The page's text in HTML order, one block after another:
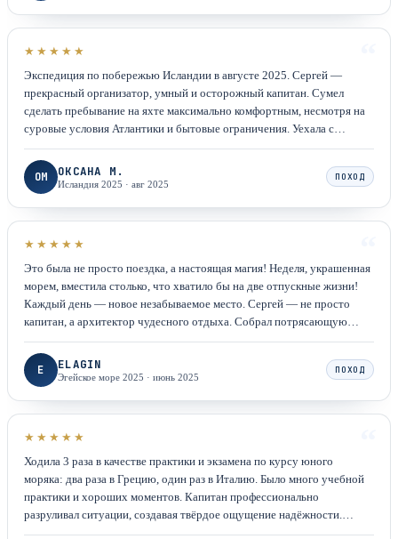
★★★★★
Экспедиция по побережью Исландии в августе 2025. Сергей —
прекрасный организатор, умный и осторожный капитан. Сумел
сделать пребывание на яхте максимально комфортным, несмотря на
суровые условия Атлантики и бытовые ограничения. Уехала с
самыми лучшими впечатлениями моей жизни.
ОМ ОКСАНА М.
Исландия 2025 · авг 2025
ПОХОД
★★★★★
Это была не просто поездка, а настоящая магия! Неделя, украшенная
морем, вместила столько, что хватило бы на две отпускные жизни!
Каждый день — новое незабываемое место. Сергей — не просто
капитан, а архитектор чудесного отдыха. Собрал потрясающую
компанию, где царила атмосфера взаимопонимания.
E ELAGIN
Эгейское море 2025 · июнь 2025
ПОХОД
★★★★★
Ходила 3 раза в качестве практики и экзамена по курсу юного
моряка: два раза в Грецию, один раз в Италию. Было много учебной
практики и хороших моментов. Капитан профессионально
разруливал ситуации, создавая твёрдое ощущение надёжности.
Лучший капитан!